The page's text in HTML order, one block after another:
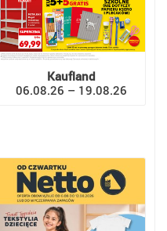
Kaufland
06.08.26 – 19.08.26